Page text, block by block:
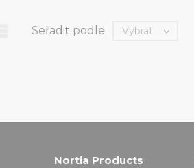
Seřadit podle Vybrat 
Nortia Products